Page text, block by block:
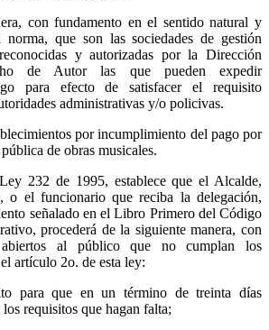
con fundamento en el sentido natural y
que son las sociedades de gestión
y autorizadas por la Dirección
de Autor las que pueden expedir
para efecto de satisfacer el requisito
administrativas y/o policivas.
por incumplimiento del pago por
de obras musicales.
232 de 1995, establece que el Alcalde,
o el funcionario que reciba la delegación,
señalado en el Libro Primero del Código
procederá de la siguiente manera, con
abiertos al público que no cumplan los
artículo 2o. de esta ley:
para que en un término de treinta días
requisitos que hagan falta;